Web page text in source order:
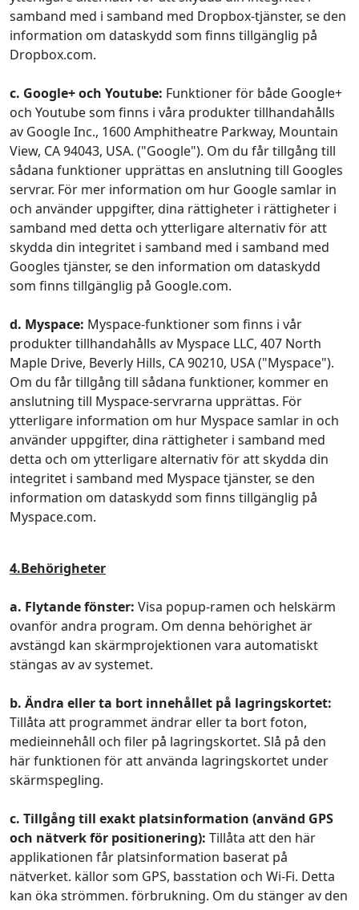
samband med i samband med Dropbox-tjänster, se den
information om dataskydd som finns tillgänglig på
Dropbox.com.
c. Google+ och Youtube: Funktioner för både Google+
och Youtube som finns i våra produkter tillhandahålls
av Google Inc., 1600 Amphitheatre Parkway, Mountain
View, CA 94043, USA. ("Google"). Om du får tillgång till
sådana funktioner upprättas en anslutning till Googles
servrar. För mer information om hur Google samlar in
och använder uppgifter, dina rättigheter i rättigheter i
samband med detta och ytterligare alternativ för att
skydda din integritet i samband med i samband med
Googles tjänster, se den information om dataskydd
som finns tillgänglig på Google.com.
d. Myspace: Myspace-funktioner som finns i vår
produkter tillhandahålls av Myspace LLC, 407 North
Maple Drive, Beverly Hills, CA 90210, USA ("Myspace").
Om du får tillgång till sådana funktioner, kommer en
anslutning till Myspace-servrarna upprättas. För
ytterligare information om hur Myspace samlar in och
använder uppgifter, dina rättigheter i samband med
detta och om ytterligare alternativ för att skydda din
integritet i samband med Myspace tjänster, se den
information om dataskydd som finns tillgänglig på
Myspace.com.
4.Behörigheter
a. Flytande fönster: Visa popup-ramen och helskärm
ovanför andra program. Om denna behörighet är
avstängd kan skärmprojektionen vara automatiskt
stängas av av systemet.
b. Ändra eller ta bort innehållet på lagringskortet:
Tillåta att programmet ändrar eller ta bort foton,
medieinnehåll och filer på lagringskortet. Slå på den
här funktionen för att använda lagringskortet under
skärmspegling.
c. Tillgång till exakt platsinformation (använd GPS
och nätverk för positionering): Tillåta att den här
applikationen får platsinformation baserat på
nätverket. källor som GPS, basstation och Wi-Fi. Detta
kan öka strömmen. förbrukning. Om du stänger av den